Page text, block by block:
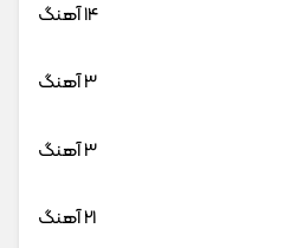
14 آهنگ
3 آهنگ
3 آهنگ
21 آهنگ